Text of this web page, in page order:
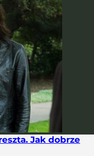
Jak dobrze